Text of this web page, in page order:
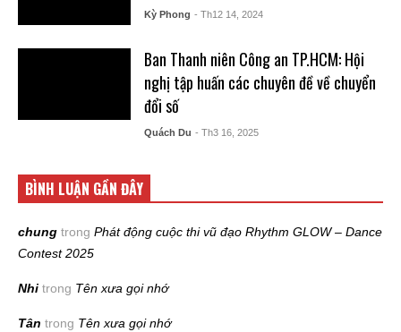
Kỳ Phong - Th12 14, 2024
Ban Thanh niên Công an TP.HCM: Hội
nghị tập huấn các chuyên đề về chuyển
đổi số
Quách Du - Th3 16, 2025
BÌNH LUẬN GẦN ĐÂY
chung trong Phát động cuộc thi vũ đạo Rhythm GLOW – Dance
Contest 2025
Nhi trong Tên xưa gọi nhớ
Tân trong Tên xưa gọi nhớ